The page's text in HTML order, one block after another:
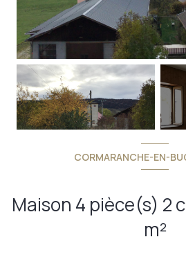
CORMARANCHE-EN-
Maison 4 pièce(s) 2 chambre(s) 70
m²